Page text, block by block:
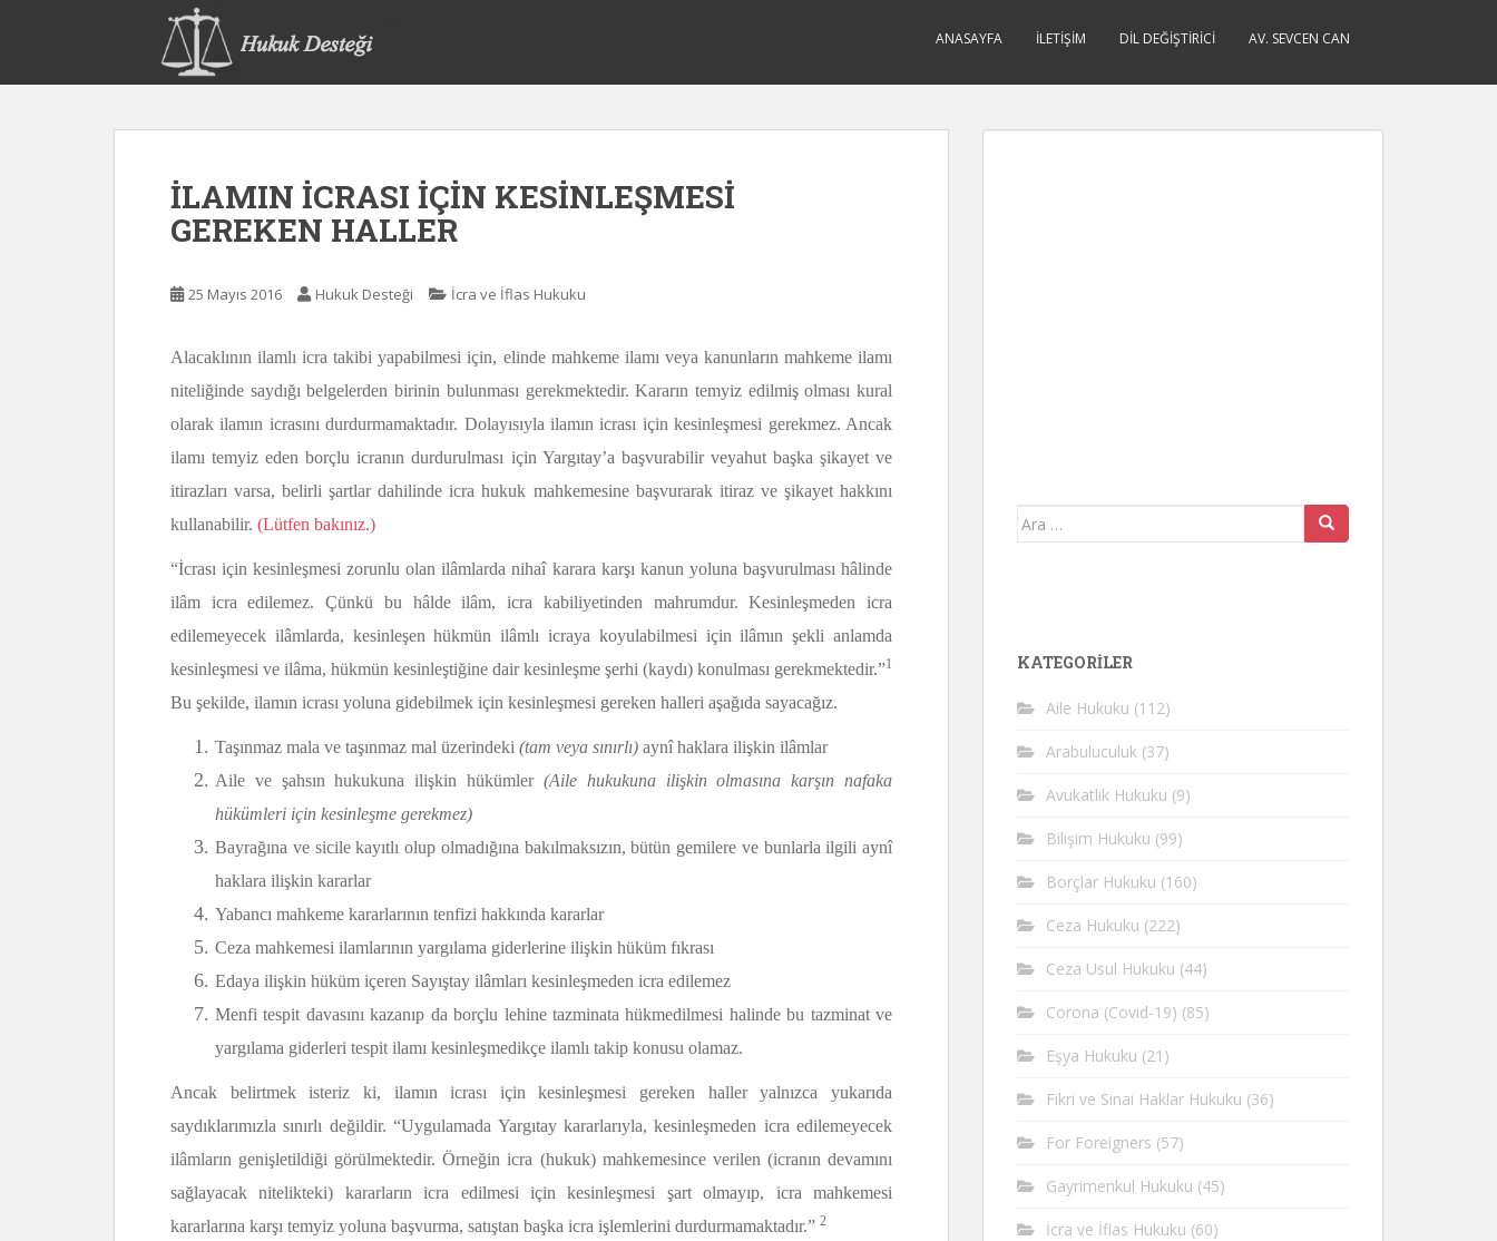
p
ANASAYFA İLETIŞIM DIL DEĞIŞTIRICI AV. SEVCEN CAN
İLAMIN İCRASI İÇİN KESİNLEŞMESİ
GEREKEN HALLER
25 Mayıs 2016 Hukuk Desteği İcra ve İflas Hukuku
Alacaklının ilamlı icra takibi yapabilmesi için, elinde mahkeme ilamı veya kanunların mahkeme ilamı
niteliğinde saydığı belgelerden birinin bulunması gerekmektedir. Kararın temyiz edilmiş olması kural
olarak ilamın icrasını durdurmamaktadır. Dolayısıyla ilamın icrası için kesinleşmesi gerekmez. Ancak
ilamı temyiz eden borçlu icranın durdurulması için Yargıtay’a başvurabilir veyahut başka şikayet ve
itirazları varsa, belirli şartlar dahilinde icra hukuk mahkemesine başvurarak itiraz ve şikayet hakkını
kullanabilir. (Lütfen bakınız.)
“İcrası için kesinleşmesi zorunlu olan ilâmlarda nihaî karara karşı kanun yoluna başvurulması hâlinde
ilâm icra edilemez. Çünkü bu hâlde ilâm, icra kabiliyetinden mahrumdur. Kesinleşmeden icra
edilemeyecek ilâmlarda, kesinleşen hükmün ilâmlı icraya koyulabilmesi için ilâmın şekli anlamda
kesinleşmesi ve ilâma, hükmün kesinleştiğine dair kesinleşme şerhi (kaydı) konulması gerekmektedir.”1
Bu şekilde, ilamın icrası yoluna gidebilmek için kesinleşmesi gereken halleri aşağıda sayacağız.
Taşınmaz mala ve taşınmaz mal üzerindeki (tam veya sınırlı) aynî haklara ilişkin ilâmlar
Aile ve şahsın hukukuna ilişkin hükümler (Aile hukukuna ilişkin olmasına karşın nafaka
hükümleri için kesinleşme gerekmez)
Bayrağına ve sicile kayıtlı olup olmadığına bakılmaksızın, bütün gemilere ve bunlarla ilgili aynî
haklara ilişkin kararlar
Yabancı mahkeme kararlarının tenfizi hakkında kararlar
Ceza mahkemesi ilamlarının yargılama giderlerine ilişkin hüküm fıkrası
Edaya ilişkin hüküm içeren Sayıştay ilâmları kesinleşmeden icra edilemez
Menfi tespit davasını kazanıp da borçlu lehine tazminata hükmedilmesi halinde bu tazminat ve
yargılama giderleri tespit ilamı kesinleşmedikçe ilamlı takip konusu olamaz.
Ancak belirtmek isteriz ki, ilamın icrası için kesinleşmesi gereken haller yalnızca yukarıda
saydıklarımızla sınırlı değildir. “Uygulamada Yargıtay kararlarıyla, kesinleşmeden icra edilemeyecek
ilâmların genişletildiği görülmektedir. Örneğin icra (hukuk) mahkemesince verilen (icranın devamını
sağlayacak nitelikteki) kararların icra edilmesi için kesinleşmesi şart olmayıp, icra mahkemesi
kararlarına karşı temyiz yoluna başvurma, satıştan başka icra işlemlerini durdurmamaktadır.” 2
Arama
KATEGORİLER
Aile Hukuku (112)
Arabuluculuk (37)
Avukatlık Hukuku (9)
Bilişim Hukuku (99)
Borçlar Hukuku (160)
Ceza Hukuku (222)
Ceza Usul Hukuku (44)
Corona (Covid-19) (85)
Eşya Hukuku (21)
Fikri ve Sinai Haklar Hukuku (36)
For Foreigners (57)
Gayrimenkul Hukuku (45)
İcra ve İflas Hukuku (60)